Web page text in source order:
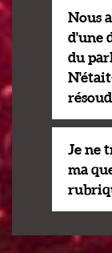
Nous
d'une
du
Je ne
ma